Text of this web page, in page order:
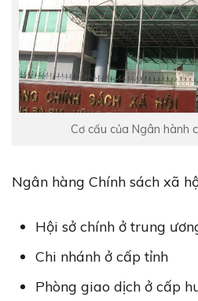
Cơ cấu của Ngân hành
Ngân hàng Chính sách xã
Hội sở chính ở trung
Chi nhánh ở cấp tỉnh
Phòng giao dịch ở cấp